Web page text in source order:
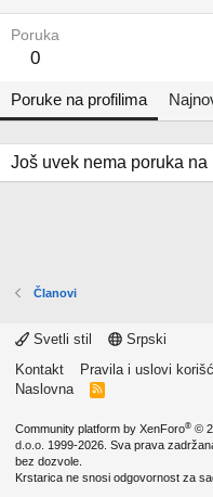
Poruka
0
Poruke na profilima
Još uvek nema poruka na
Članovi
Svetli stil
Srpski
Kontakt
Pravila i uslovi
Naslovna
R
Community platform by XenForo® ©
d.o.o. 1999-2026. Sva prava
bez dozvole.
Krstarica ne snosi odgovornost za